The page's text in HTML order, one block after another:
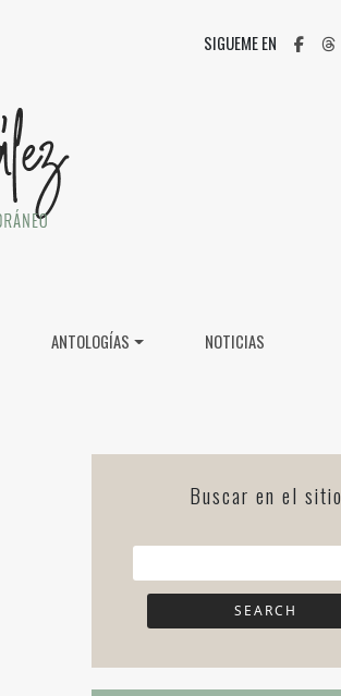
SIGUEME EN
ANTOLOGÍAS NOTICIAS
Buscar en el sitio